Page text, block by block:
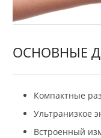
ОСНОВНЫЕ
Компактные
Ультранизкое
Встроенный